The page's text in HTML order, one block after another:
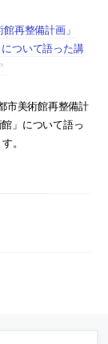
再整備計画」
ついて語った講
市美術館再整備計
」について語っ
。